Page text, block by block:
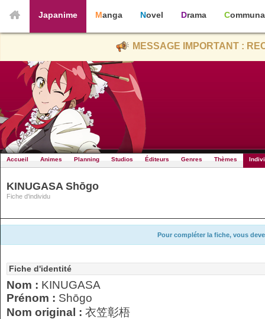
Japanime Manga Novel Drama
MESSAGE IMPORTANT :
Accueil Animes Planning Studios Éditeurs Genres Thèmes
KINUGASA Shōgo
Fiche d'individu
Pour compléter la fiche, vous
Fiche d'identité
Nom : KINUGASA
Prénom : Shōgo
Nom original : 衣笠彰梧